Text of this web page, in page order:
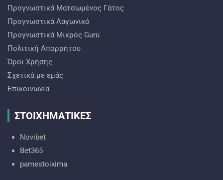
Προγνωστικά Ματσωμένος Γάτος
Προγνωστικά Λαγωνικό
Προγνωστικά Mικρός Guru
Πολιτική Απορρήτου
Όροι Χρήσης
Σχετικά με εμάς
Επικοινωνία
ΣΤΟΙΧΗΜΑΤΙΚΕΣ
Novibet
Bet365
pamestoixima